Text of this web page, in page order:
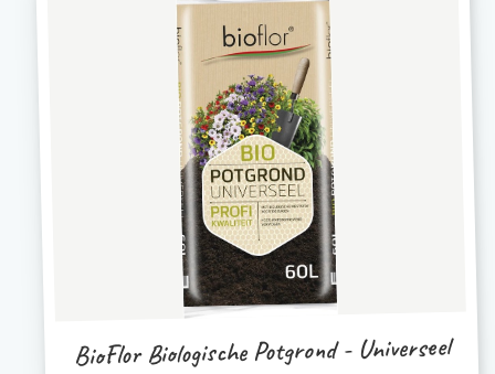
BioFlor Biologische Potgrond - Universeel